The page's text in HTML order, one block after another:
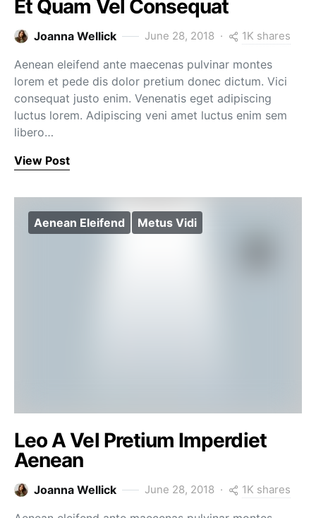
Et Quam Vel Consequat
Joanna Wellick June 28, 2018 1K shares
Aenean eleifend ante maecenas pulvinar montes
lorem et pede dis dolor pretium donec dictum. Vici
consequat justo enim. Venenatis eget adipiscing
luctus lorem. Adipiscing veni amet luctus enim sem
libero…
View Post
Aenean Eleifend Metus Vidi
Leo A Vel Pretium Imperdiet
Aenean
Joanna Wellick June 28, 2018 1K shares